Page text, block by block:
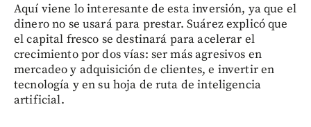
Aquí viene lo interesante de esta inversión, ya que el
dinero no se usará para prestar. Suárez explicó que
el capital fresco se destinará para acelerar el
crecimiento por dos vías: ser más agresivos en
mercadeo y adquisición de clientes, e invertir en
tecnología y en su hoja de ruta de inteligencia
artificial.